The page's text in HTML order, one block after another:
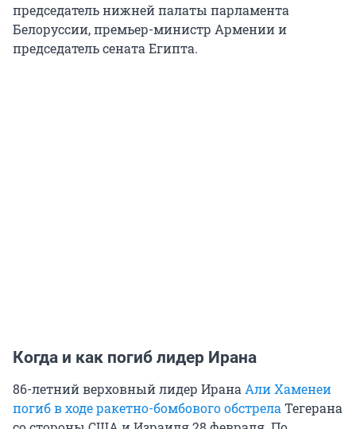
председатель нижней палаты парламента
Белоруссии, премьер-министр Армении и
председатель сената Египта.
Когда и как погиб лидер Ирана
86-летний верховный лидер Ирана Али Хаменеи
погиб в ходе ракетно-бомбового обстрела Тегерана